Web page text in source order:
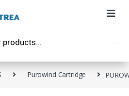
Purowind Cartridge